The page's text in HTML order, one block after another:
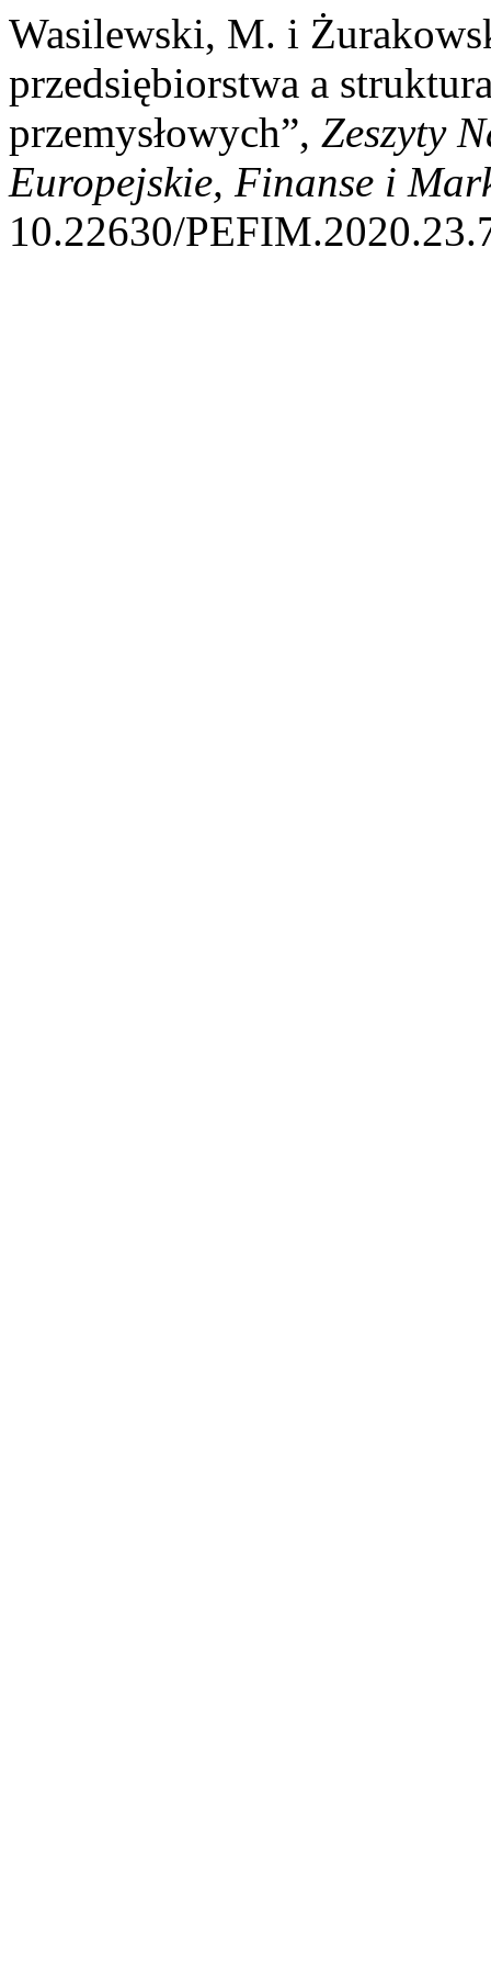
Wasilewski, M. i
przedsiębiorstwa a
przemysłowych”, Zeszyty
Europejskie, Finanse i
10.22630/